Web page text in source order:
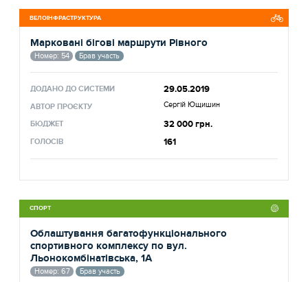
ВЕЛОІНФРАСТРУКТУРА
Марковані бігові маршрути Рівного
Номер: 54 Брав участь
ДОДАНО ДО СИСТЕМИ 29.05.2019
АВТОР ПРОЄКТУ Сергій Ющишин
БЮДЖЕТ 32 000 грн.
ГОЛОСІВ 161
СПОРТ
Облаштування багатофункціонального
спортивного комплексу по вул.
Льонокомбінатівська, 1А
Номер: 67 Брав участь